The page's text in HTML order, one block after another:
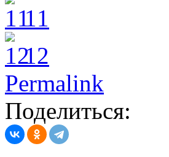
11
12
Permalink
Поделиться: